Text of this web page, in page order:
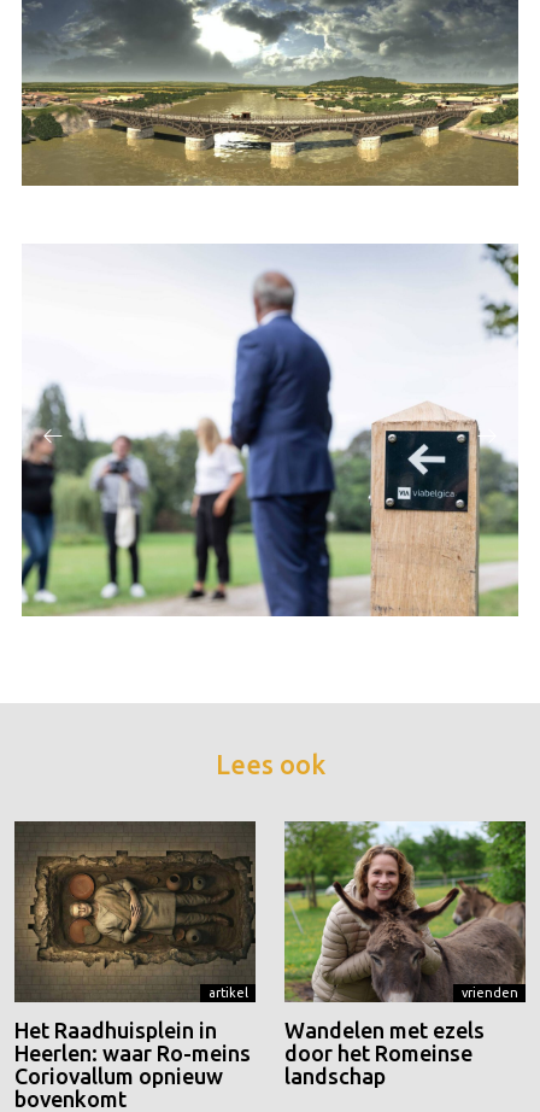
Lees ook
artikel
Het Raadhuisplein in
Heerlen: waar Ro-meins
Coriovallum opnieuw
bovenkomt
vrienden
Wandelen met ezels
door het Romeinse
landschap